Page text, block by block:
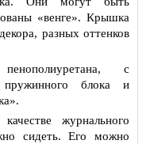
«венге». Крышка
разных оттенков
с
пружинного блока и
журнального
сидеть. Его можно